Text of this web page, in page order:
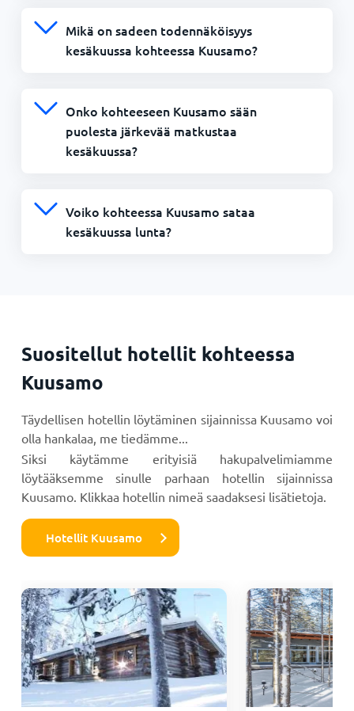
Mikä on sadeen todennäköisyys
kesäkuussa kohteessa Kuusamo?
Onko kohteeseen Kuusamo sään
puolesta järkevää matkustaa
kesäkuussa?
Voiko kohteessa Kuusamo sataa
kesäkuussa lunta?
Suositellut hotellit kohteessa
Kuusamo
Täydellisen hotellin löytäminen sijainnissa Kuusamo voi
olla hankalaa, me tiedämme...
Siksi käytämme erityisiä hakupalvelimiamme
löytääksemme sinulle parhaan hotellin sijainnissa
Kuusamo. Klikkaa hotellin nimeä saadaksesi lisätietoja.
Hotellit Kuusamo